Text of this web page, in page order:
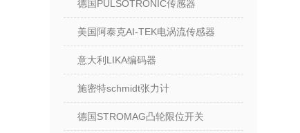
德国PULSOTRONIC传感器
美国阿泰克AI-TEK电涡流传感器
意大利LIKA编码器
施密特schmidt张力计
德国STROMAG凸轮限位开关